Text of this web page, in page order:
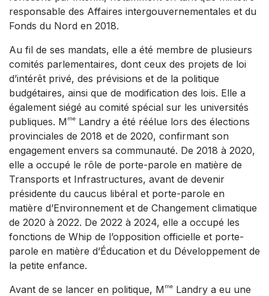
responsable des Affaires intergouvernementales et du
Fonds du Nord en 2018.
Au fil de ses mandats, elle a été membre de plusieurs
comités parlementaires, dont ceux des projets de loi
d’intérêt privé, des prévisions et de la politique
budgétaires, ainsi que de modification des lois. Elle a
également siégé au comité spécial sur les universités
publiques. Mme Landry a été réélue lors des élections
provinciales de 2018 et de 2020, confirmant son
engagement envers sa communauté. De 2018 à 2020,
elle a occupé le rôle de porte-parole en matière de
Transports et Infrastructures, avant de devenir
présidente du caucus libéral et porte-parole en
matière d’Environnement et de Changement climatique
de 2020 à 2022. De 2022 à 2024, elle a occupé les
fonctions de Whip de l’opposition officielle et porte-
parole en matière d’Éducation et du Développement de
la petite enfance.
Avant de se lancer en politique, Mme Landry a eu une